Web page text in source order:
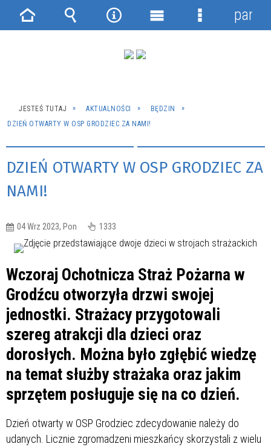
JESTEŚ TUTAJ AKTUALNOŚCI
BĘDZIN
DZIEŃ OTWARTY W OSP GRODZIEC ZA NAMI!
DZIEŃ OTWARTY W OSP GRODZIEC ZA
NAMI!
04 Wrz 2023, Pon 1333
Wczoraj Ochotnicza Straż Pożarna w
Grodźcu otworzyła drzwi swojej
jednostki. Strażacy przygotowali
szereg atrakcji dla dzieci oraz
dorosłych. Można było zgłębić wiedzę
na temat służby strażaka oraz jakim
sprzętem posługuje się na co dzień.
Dzień otwarty w OSP Grodziec zdecydowanie należy do
udanych. Licznie zgromadzeni mieszkańcy skorzystali z wielu
Strona Wyszukiwarka
NarzędziaMenu
Menu
panel